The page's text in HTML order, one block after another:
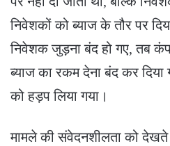
निवेशकों को ब्याज के तौर पर
निवेशक जुड़ना बंद हो गए, तब
ब्याज का रकम देना बंद कर
को हड़प लिया गया।
मामले की संवेदनशीलता को देखते